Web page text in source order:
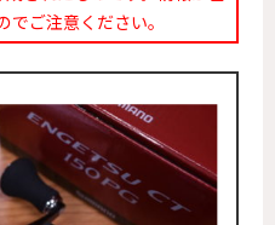
でご注意ください。